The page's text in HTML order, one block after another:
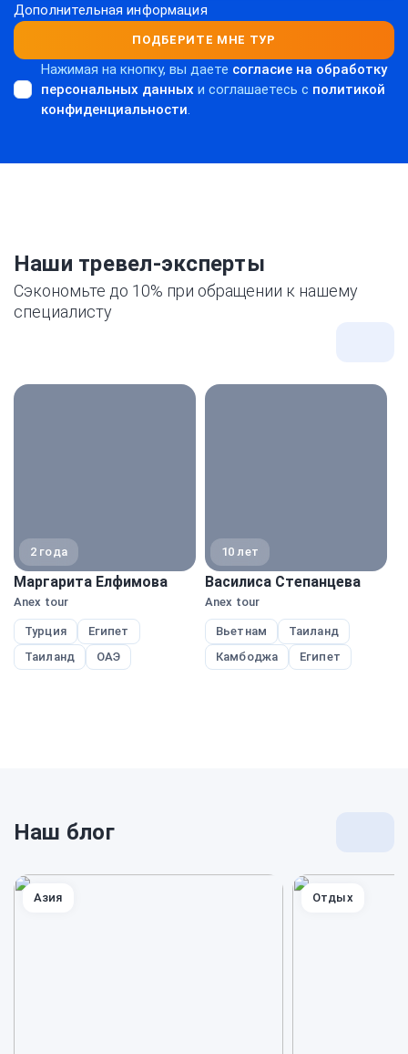
Дополнительная информация
ПОДБЕРИТЕ МНЕ ТУР
Нажимая на кнопку, вы даете согласие на обработку
персональных данных и соглашаетесь c политикой
конфиденциальности.
Наши тревел-эксперты
Сэкономьте до 10% при обращении к нашему
специалисту
2 года
Маргарита Елфимова
Anex tour
Турция
Египет
Таиланд
ОАЭ
10 лет
Василиса Степанцева
Anex tour
Вьетнам
Таиланд
Камбоджа
Египет
Наш блог
Азия Отдых